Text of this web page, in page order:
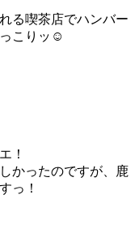
る喫茶店でハンバー
こりッ☺️
！
かったのですが、鹿
っ！